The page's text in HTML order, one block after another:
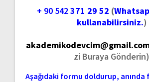
+ 90 542371 29 52 (
kullanabilirsiniz.)
zi Buraya Gönderin)
Aşağıdaki formu doldurup,